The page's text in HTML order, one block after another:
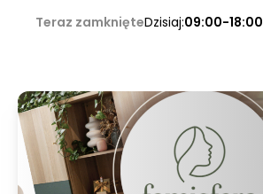
Teraz zamknięteDzisiaj:09:00-18:00